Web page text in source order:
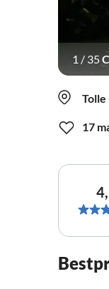
1 / 35
Tolle
17